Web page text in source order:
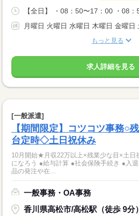
【全日】 ・08：50〜17：00 ・08：
月曜日 火曜日 水曜日 木曜日 金曜日
もっと見る
求人詳細を見る
[一般派遣]
【期間限定】コツコツ事務○
台定時◇土日祝休み
10月開始★月収22万以上×残業少な目×土
になろう ●給与計算 ●社会保険手続き ●入
品の発注や在...
一般事務・OA事務
香川県高松市/高松駅（徒歩 9分）